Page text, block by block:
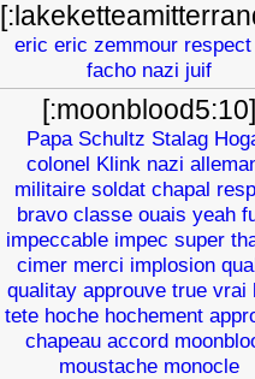
eric eric zemmour respect
facho nazi juif
[:moonblood5:10]
Papa Schultz Stalag
colonel Klink nazi
militaire soldat chapal
bravo classe ouais yeah
impeccable impec super
cimer merci implosion
qualitay approuve true vrai
tete hoche hochement
chapeau accord
moustache monocle